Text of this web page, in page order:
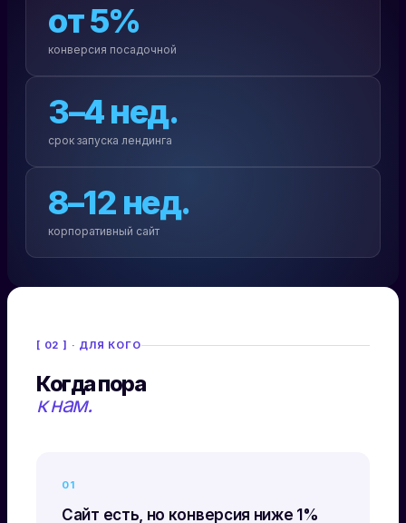
от 5%
конверсия посадочной
3–4 нед.
срок запуска лендинга
8–12 нед.
корпоративный сайт
[ 02 ] · ДЛЯ КОГО
Когда пора
к нам.
01
Сайт есть, но конверсия ниже 1%